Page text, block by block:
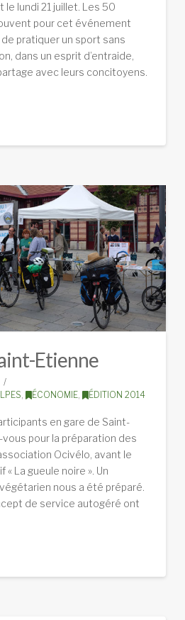
lundi 21 juillet. Les 50
pour cet événement
pratiquer un sport sans
dans un esprit d’entraide,
avec leurs concitoyens.
Etienne
ÉCONOMIE, ÉDITION 2014
en gare de Saint-
pour la préparation des
Ocivélo, avant le
La gueule noire ». Un
nous a été préparé.
de service autogéré ont